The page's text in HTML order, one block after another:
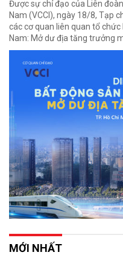
Được sự chỉ đạo của Liên
Nam (VCCI), ngày 18/8, Tạp
các cơ quan liên quan tổ
Nam: Mở dư địa tăng trưởng
MỚI NHẤT